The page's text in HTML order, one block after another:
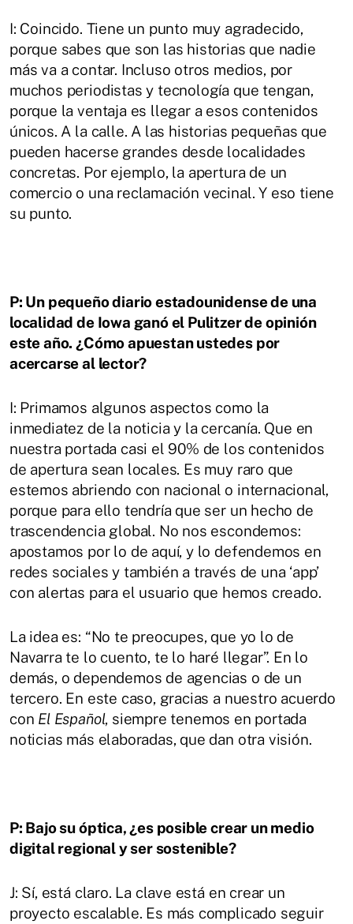
I: Coincido. Tiene un punto muy agradecido,
porque sabes que son las historias que nadie
más va a contar. Incluso otros medios, por
muchos periodistas y tecnología que tengan,
porque la ventaja es llegar a esos contenidos
únicos. A la calle. A las historias pequeñas que
pueden hacerse grandes desde localidades
concretas. Por ejemplo, la apertura de un
comercio o una reclamación vecinal. Y eso tiene
su punto.
P: Un pequeño diario estadounidense de una
localidad de Iowa ganó el Pulitzer de opinión
este año. ¿Cómo apuestan ustedes por
acercarse al lector?
I: Primamos algunos aspectos como la
inmediatez de la noticia y la cercanía. Que en
nuestra portada casi el 90% de los contenidos
de apertura sean locales. Es muy raro que
estemos abriendo con nacional o internacional,
porque para ello tendría que ser un hecho de
trascendencia global. No nos escondemos:
apostamos por lo de aquí, y lo defendemos en
redes sociales y también a través de una ‘app’
con alertas para el usuario que hemos creado.
La idea es: “No te preocupes, que yo lo de
Navarra te lo cuento, te lo haré llegar”. En lo
demás, o dependemos de agencias o de un
tercero. En este caso, gracias a nuestro acuerdo
con El Español, siempre tenemos en portada
noticias más elaboradas, que dan otra visión.
P: Bajo su óptica, ¿es posible crear un medio
digital regional y ser sostenible?
J: Sí, está claro. La clave está en crear un
proyecto escalable. Es más complicado seguir